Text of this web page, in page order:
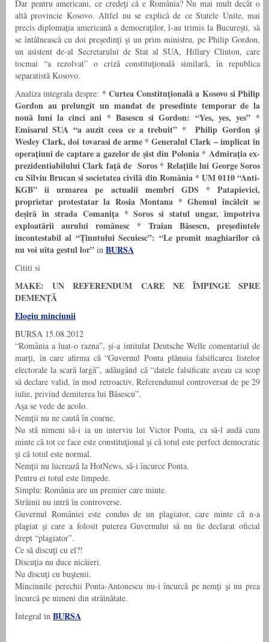
Dar pentru americani, ce credeţi că e România? Nu mai mult decât o
altă provincie Kosovo. Altfel nu se explică de ce Statele Unite, mai
precis diplomaţia americană a democraţilor, l-au trimis la Bucureşti, să
se întâlnească cu doi preşedinţi şi un prim ministru, pe Philip Gordon,
un asistent de-al Secretarului de Stat al SUA, Hillary Clinton, care
tocmai “a rezolvat” o criză constituţională similară, în republica
separatistă Kosovo.
Analiza integrala despre: * Curtea Constituţională a Kosovo si Philip
Gordon au prelungit un mandat de presedinte temporar de la
nouă luni la cinci ani * Basescu si Gordon: “Yes, yes, yes” *
Emisarul SUA “a auzit ceea ce a trebuit” * Philip Gordon şi
Wesley Clark, doi tovarasi de arme * Generalul Clark – implicat în
operaţiuni de captare a gazelor de şist din Polonia * Admiraţia ex-
prezidentiabilului Clark faţă de Soros * Relaţiile lui George Soros
cu Silviu Brucan si societatea civilă din România * UM 0110 “Anti-
KGB” ii urmarea pe actualii membri GDS * Patapievici,
proprietar protestatar la Rosia Montana * Ghemul încâlcit se
deşiră în strada Comaniţa *Soros si statul ungar, împotriva
exploatării aurului românesc * Traian Băsescu, preşedintele
incontestabil al “Ţinutului Secuiesc”: “Le promit maghiarilor că
nu voi uita gestul lor” in BURSA
Cititi si
MAKE: UN REFERENDUM CARE NE ÎMPINGE SPRE
DEMENŢĂ
Elogiu minciunii
BURSA 15.08.2012
“România a luat-o razna”, şi-a intitulat Deutsche Welle comentariul de
marţi, în care afirma că “Guvernul Ponta plănuia falsificarea listelor
electorale la scară largă”, adăugând că “datele falsificate aveau ca scop
să declare valid, în mod retroactiv, Referendumul controversat de pe 29
iulie, privind demiterea lui Băsescu”.
Aşa se vede de acolo.
Nemţii nu ne caută în coarne.
Nu stă nimeni să-i ia un interviu lui Victor Ponta, ca să-l audă cum
minte că tot ce face este constituţional şi că totul este perfect democratic
şi că totul este normal.
Nemţii nu lucrează la HotNews, să-i încurce Ponta.
Pentru ei totul este limpede.
Simplu: România are un premier care minte.
Străinii nu intră în controverse.
Guvernul României este condus de un plagiator, care minte că n-a
plagiat şi care a folosit puterea Guvernului să nu fie declarat oficial
drept “plagiator”.
Ce să discuţi cu el?!
Discuţia nu duce nicăieri.
Nu discuţi cu buştenii.
Minciunile perechii Ponta-Antonescu nu-i încurcă pe nemţi şi nu prea
încurcă pe nimeni din străinătate.
Integral in BURSA